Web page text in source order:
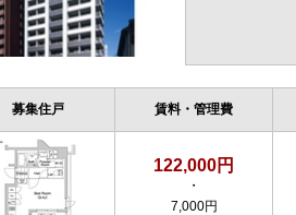
募集住戸 賃料・管理費
122,000円
・
7,000円